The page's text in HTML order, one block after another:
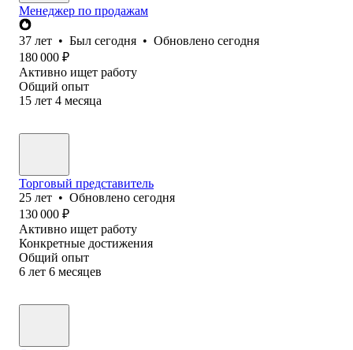
Менеджер по продажам
37 лет • Был сегодня • Обновлено сегодня
180 000 ₽
Активно ищет работу
Общий опыт
15 лет 4 месяца
Торговый представитель
25 лет • Обновлено сегодня
130 000 ₽
Активно ищет работу
Конкретные достижения
Общий опыт
6 лет 6 месяцев